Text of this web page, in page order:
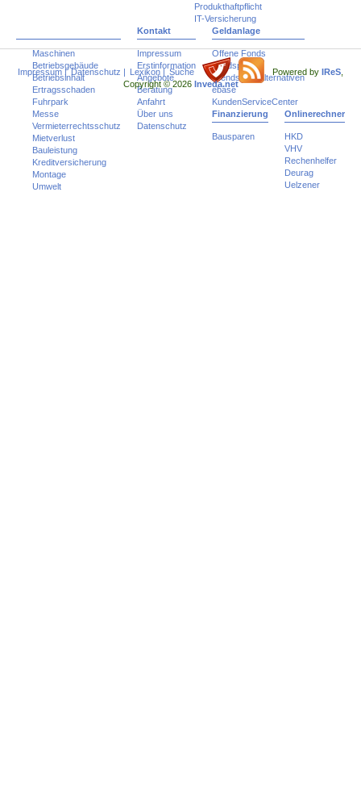
Produkthaftpflicht
IT-Versicherung
Maschinen
Betriebsgebäude
Betriebsinhalt
Ertragsschaden
Fuhrpark
Messe
Vermieterrechtsschutz
Mietverlust
Bauleistung
Kreditversicherung
Montage
Umwelt
Kontakt
Impressum
Erstinformation
Angebote
Beratung
Anfahrt
Über uns
Datenschutz
Geldanlage
Offene Fonds
Fondspolicen
Trends und Alternativen
ebase
KundenServiceCenter
Finanzierung
Bausparen
Onlinerechner
HKD
VHV
Rechenhelfer
Deurag
Uelzener
Impressum| Datenschutz | Lexikon| Suche Powered by IReS
Copyright © 2026 Inveda.net